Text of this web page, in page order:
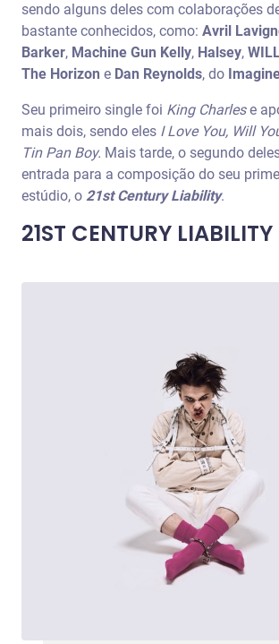
sendo alguns deles com colaborações
bastante conhecidos, como: Avril
Barker, Machine Gun Kelly, Halsey,
The Horizon e Dan Reynolds, do
Seu primeiro single foi King Charlese
mais dois, sendo eles I Love You, Will
Tin Pan Boy. Mais tarde, o segundo
entrada para a composição do seu
estúdio, o 21st Century Liability.
21ST CENTURY LIABILITY